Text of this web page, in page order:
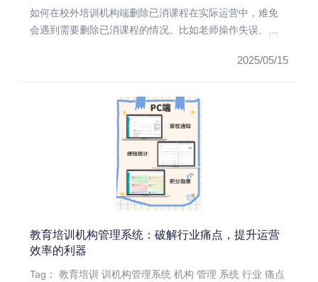
如何在校外培训机构端删除已消课程在实际运营中，难免
会遇到需要删除已消课程的情况。比如老师操作失误、学
2025/05/15
教育培训机构管理系统：破解行业痛点，提升运营
效率的利器
Tag：教育培训 训机构管理系统 机构 管理 系统 行业 痛点